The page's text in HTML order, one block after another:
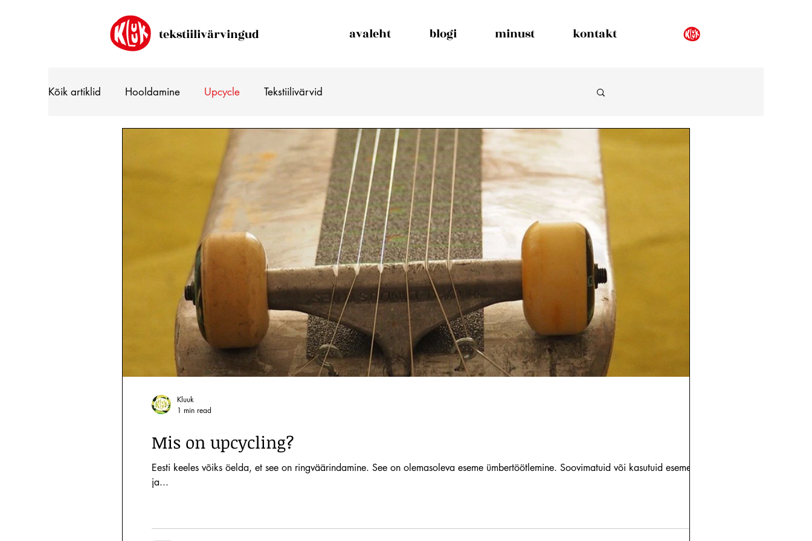
tekstiilivärvingud avaleht blogi minust kontakt
Kõik artiklid Hooldamine Upcycle Tekstiilivärvid
Mis on upcycling?
Eesti keeles võiks öelda, et see on ringväärindamine. See on olemasoleva eseme ümbertöötlemine. Soovimatuid või kasutuid esemeid
ja...
Kluuk
1 min read